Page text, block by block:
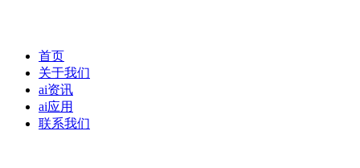
首页
关于我们
ai资讯
ai应用
联系我们